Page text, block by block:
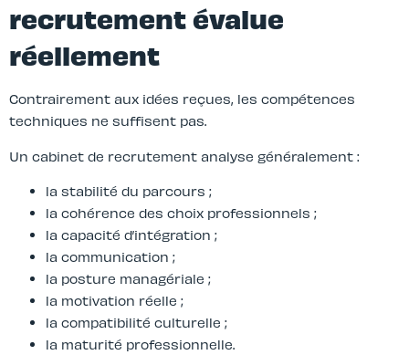
recrutement évalue
réellement
Contrairement aux idées reçues, les compétences
techniques ne suffisent pas.
Un cabinet de recrutement analyse généralement :
la stabilité du parcours ;
la cohérence des choix professionnels ;
la capacité d’intégration ;
la communication ;
la posture managériale ;
la motivation réelle ;
la compatibilité culturelle ;
la maturité professionnelle.